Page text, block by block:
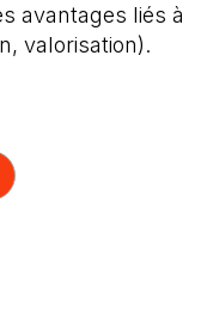
avantages liés à
valorisation).